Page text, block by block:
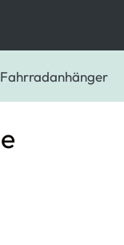
Fahrradanhänger